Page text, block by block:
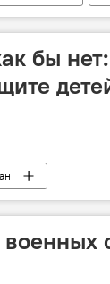
бы
военных